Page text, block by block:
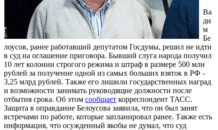
Ва
ди
м
Бе
лоусов, ранее работавший депутатом Госдумы, решил не идти
в суд на оглашение приговора. Бывший слуга народа получил
10 лет колонии строгого режима и штраф в размере 500 млн
рублей за получение одной из самых больших взяток в РФ -
3,25 млрд рублей. Также его лишили государственных наград
и возможности занимать руководящие должности после
отбытия срока. Об этом сообщает корреспондент ТАСС.
Защита в оправдание Белоусова заявила, что он был занят
встречами по работе, которые запланировал ранее. Также есть
информация, что осужденный якобы не думал, что суд